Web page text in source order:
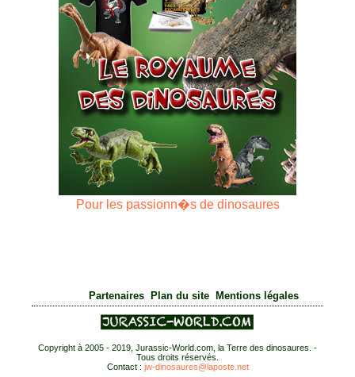
Pour les passionn�s de dinosaures
Partenaires| Plan du site| Mentions légales
Copyright à 2005 - 2019, Jurassic-World.com, la Terre des dinosaures. -
Tous droits réservés.
Contact : jw-dinosaures@laposte.net